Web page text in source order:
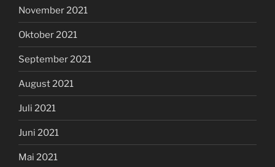
November 2021
Oktober 2021
September 2021
August 2021
Juli 2021
Juni 2021
Mai 2021